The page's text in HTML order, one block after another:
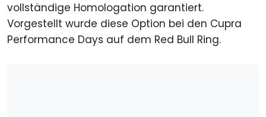
vollständige Homologation garantiert.
Vorgestellt wurde diese Option bei den Cupra
Performance Days auf dem Red Bull Ring.